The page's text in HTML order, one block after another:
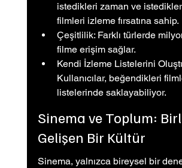
istedikleri zaman ve
filmleri izleme fırsatına sahip.
Çeşitlilik: Farklı türlerde
filme erişim sağlar.
Kendi İzleme Listelerini
Kullanıcılar, beğendikleri
listelerinde saklayabiliyor.
Sinema ve Toplum:
Gelişen Bir Kültür
Sinema, yalnızca bireysel bir